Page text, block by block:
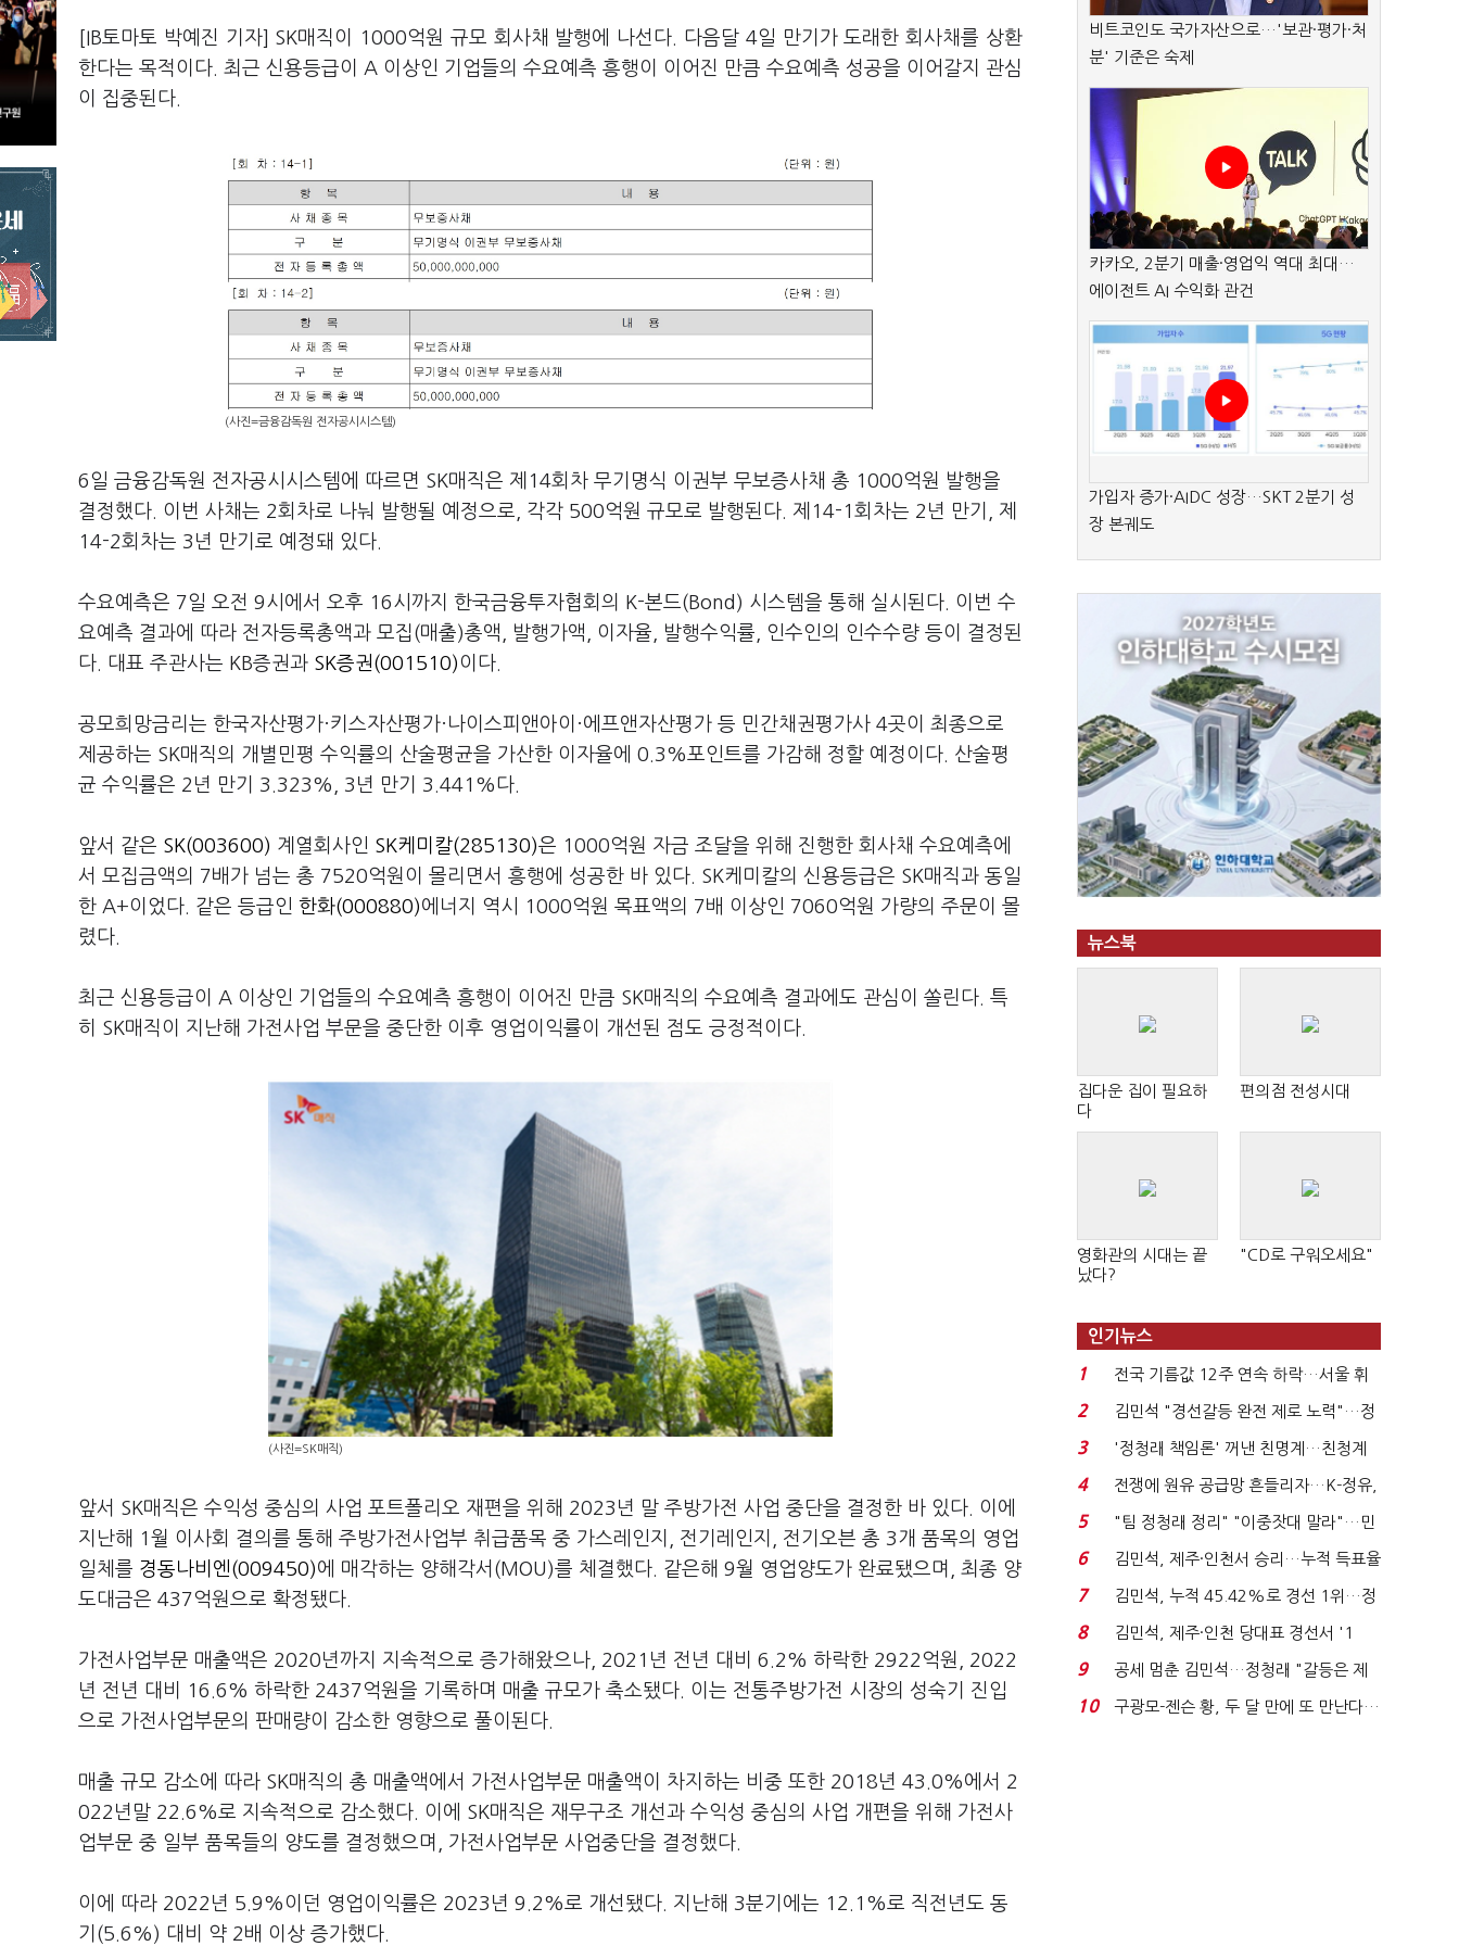
[IB토마토 박예진 기자] SK매직이 1000억원 규모 회사채 발행에 나선다. 다음달 4일 만기가 도래한 회사채를 상환
한다는 목적이다. 최근 신용등급이 A 이상인 기업들의 수요예측 흥행이 이어진 만큼 수요예측 성공을 이어갈지 관심
이 집중된다.
(사진=금융감독원 전자공시시스템)
6일 금융감독원 전자공시시스템에 따르면 SK매직은 제14회차 무기명식 이권부 무보증사채 총 1000억원 발행을
결정했다. 이번 사채는 2회차로 나눠 발행될 예정으로, 각각 500억원 규모로 발행된다. 제14-1회차는 2년 만기, 제
14-2회차는 3년 만기로 예정돼 있다.
수요예측은 7일 오전 9시에서 오후 16시까지 한국금융투자협회의 K-본드(Bond) 시스템을 통해 실시된다. 이번 수
요예측 결과에 따라 전자등록총액과 모집(매출)총액, 발행가액, 이자율, 발행수익률, 인수인의 인수수량 등이 결정된
다. 대표 주관사는 KB증권과 SK증권(001510)이다.
공모희망금리는 한국자산평가·키스자산평가·나이스피앤아이·에프앤자산평가 등 민간채권평가사 4곳이 최종으로
제공하는 SK매직의 개별민평 수익률의 산술평균을 가산한 이자율에 0.3%포인트를 가감해 정할 예정이다. 산술평
균 수익률은 2년 만기 3.323%, 3년 만기 3.441%다.
앞서 같은 SK(003600) 계열회사인 SK케미칼(285130)은 1000억원 자금 조달을 위해 진행한 회사채 수요예측에
서 모집금액의 7배가 넘는 총 7520억원이 몰리면서 흥행에 성공한 바 있다. SK케미칼의 신용등급은 SK매직과 동일
한 A+이었다. 같은 등급인 한화(000880)에너지 역시 1000억원 목표액의 7배 이상인 7060억원 가량의 주문이 몰
렸다.
최근 신용등급이 A 이상인 기업들의 수요예측 흥행이 이어진 만큼 SK매직의 수요예측 결과에도 관심이 쏠린다. 특
히 SK매직이 지난해 가전사업 부문을 중단한 이후 영업이익률이 개선된 점도 긍정적이다.
(사진=SK매직)
앞서 SK매직은 수익성 중심의 사업 포트폴리오 재편을 위해 2023년 말 주방가전 사업 중단을 결정한 바 있다. 이에
지난해 1월 이사회 결의를 통해 주방가전사업부 취급품목 중 가스레인지, 전기레인지, 전기오븐 총 3개 품목의 영업
일체를 경동나비엔(009450)에 매각하는 양해각서(MOU)를 체결했다. 같은해 9월 영업양도가 완료됐으며, 최종 양
도대금은 437억원으로 확정됐다.
가전사업부문 매출액은 2020년까지 지속적으로 증가해왔으나, 2021년 전년 대비 6.2% 하락한 2922억원, 2022
년 전년 대비 16.6% 하락한 2437억원을 기록하며 매출 규모가 축소됐다. 이는 전통주방가전 시장의 성숙기 진입
으로 가전사업부문의 판매량이 감소한 영향으로 풀이된다.
매출 규모 감소에 따라 SK매직의 총 매출액에서 가전사업부문 매출액이 차지하는 비중 또한 2018년 43.0%에서 2
022년말 22.6%로 지속적으로 감소했다. 이에 SK매직은 재무구조 개선과 수익성 중심의 사업 개편을 위해 가전사
업부문 중 일부 품목들의 양도를 결정했으며, 가전사업부문 사업중단을 결정했다.
이에 따라 2022년 5.9%이던 영업이익률은 2023년 9.2%로 개선됐다. 지난해 3분기에는 12.1%로 직전년도 동
기(5.6%) 대비 약 2배 이상 증가했다.
비트코인도 국가자산으로…'보관·평가·처
분' 기준은 숙제
카카오, 2분기 매출·영업익 역대 최대…
에이전트 AI 수익화 관건
가입자 증가·AIDC 성장…SKT 2분기 성
장 본궤도
뉴스북
집다운 집이 필요하
다
편의점 전성시대
영화관의 시대는 끝
났다?
"CD로 구워오세요"
인기뉴스
1
전국 기름값 12주 연속 하락…서울 휘
발윳값 1909원...
2
김민석 "경선갈등 완전 제로 노력"…정
청래 "반명 공세 사...
3
'정청래 책임론' 꺼낸 친명계…친청계
는 추가투표 때리기...
4
전쟁에 원유 공급망 흔들리자…K-정유,
에너지안보 핵심...
5
"팀 정청래 정리" "이중잣대 말라"…민
주 최고위원 계파 다...
6
김민석, 제주·인천서 승리…누적 득표율
'1위 탈환'(종합)...
7
김민석, 누적 45.42%로 경선 1위…정
청래와 격차 0.86%p(...
8
김민석, 제주·인천 당대표 경선서 '1
위'(1보)...
9
공세 멈춘 김민석…정청래 "갈등은 제
가 수습"
10
구광모-젠슨 황, 두 달 만에 또 만난다…